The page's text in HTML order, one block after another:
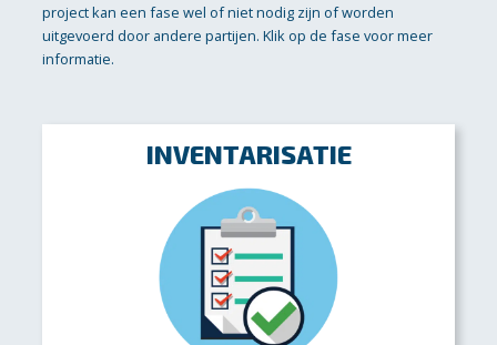
project kan een fase wel of niet nodig zijn of worden
uitgevoerd door andere partijen. Klik op de fase voor meer
informatie.
INVENTARISATIE
Voorafgaand aan de realisatie brengen we in een eerste
we een op maat gemaakte offerte maken.